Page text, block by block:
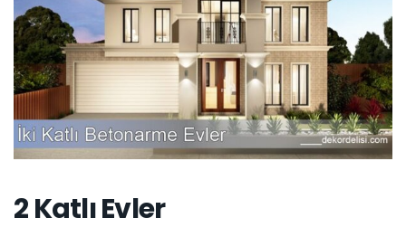
2 Katlı Evler